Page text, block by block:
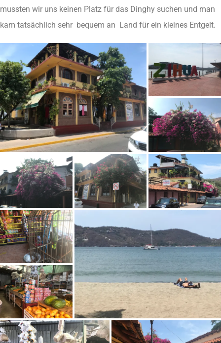
mussten wir uns keinen Platz für das Dinghy suchen und man
kam tatsächlich sehr bequem an Land für ein kleines Entgelt.